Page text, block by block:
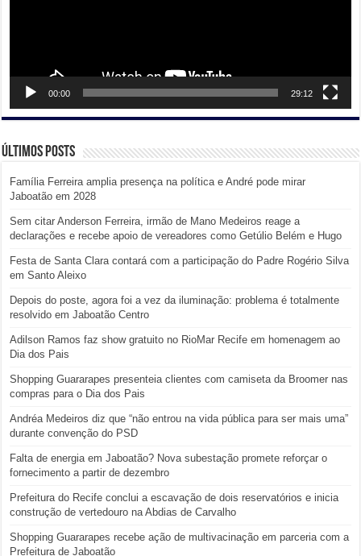
00:00 29:12
Últimos posts
Família Ferreira amplia presença na política e André pode mirar
Jaboatão em 2028
Sem citar Anderson Ferreira, irmão de Mano Medeiros reage a
declarações e recebe apoio de vereadores como Getúlio Belém e Hugo
Festa de Santa Clara contará com a participação do Padre Rogério Silva
em Santo Aleixo
Depois do poste, agora foi a vez da iluminação: problema é totalmente
resolvido em Jaboatão Centro
Adilson Ramos faz show gratuito no RioMar Recife em homenagem ao
Dia dos Pais
Shopping Guararapes presenteia clientes com camiseta da Broomer nas
compras para o Dia dos Pais
Andréa Medeiros diz que “não entrou na vida pública para ser mais uma”
durante convenção do PSD
Falta de energia em Jaboatão? Nova subestação promete reforçar o
fornecimento a partir de dezembro
Prefeitura do Recife conclui a escavação de dois reservatórios e inicia
construção de vertedouro na Abdias de Carvalho
Shopping Guararapes recebe ação de multivacinação em parceria com a
Prefeitura de Jaboatão